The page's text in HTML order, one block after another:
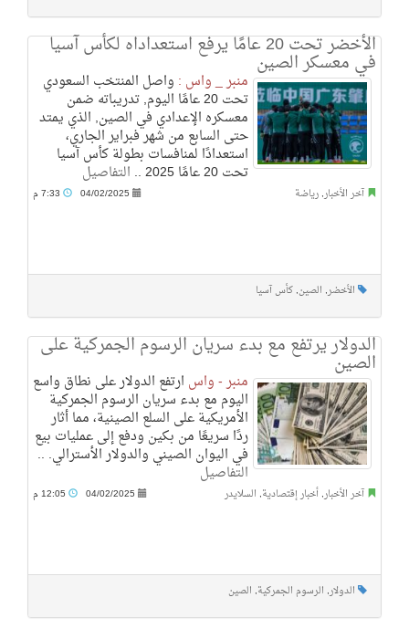
الأخضر تحت 20 عامًا يرفع استعداداه لكأس آسيا
في معسكر الصين
منبر _ واس : واصل المنتخب السعودي
تحت 20 عامًا اليوم, تدريباته ضمن
معسكره الإعدادي في الصين, الذي يمتد
حتى السابع من شهر فبراير الجاري،
استعدادًا لمنافسات بطولة كأس آسيا
تحت 20 عامًا 2025 .. التفاصيل
آخر الأخبار, رياضة 04/02/2025
الأخضر, الصين, كأس آسيا
الدولار يرتفع مع بدء سريان الرسوم الجمركية على
الصين
منبر - واس ارتفع الدولار على نطاق واسع
اليوم مع بدء سريان الرسوم الجمركية
الأمريكية على السلع الصينية، مما أثار
ردًا سريعًا من بكين ودفع إلى عمليات بيع
في اليوان الصيني والدولار الأسترالي. ..
التفاصيل
آخر الأخبار, أخبار إقتصادية, السلايدر 04/02/2025
الدولار, الرسوم الجمركية, الصين